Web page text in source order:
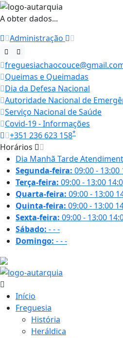
A obter dados...
Administração
Queimas e Queimadas
Dia da Defesa Nacional
Autoridade Nacional de
Serviço Nacional de Saúde
Covid-19 - Informações
+351 236 623 158*
Horários
Dia Manhã Tarde
Segunda-feira: 09:00 - 13:00
Terça-feira: 09:00 - 13:00
Quarta-feira: 09:00 - 13:00
Quinta-feira: 09:00 - 13:00
Sexta-feira: 09:00 - 13:00
Sábado: ---
Domingo: ---
Início
Freguesia
História
Heráldica